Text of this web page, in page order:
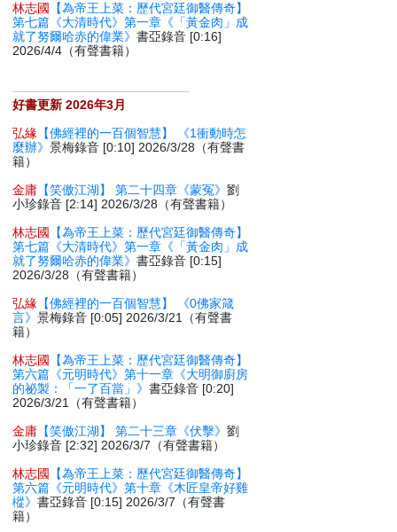
林志國
【為帝王上菜：歷代宮廷御醫傳奇】
第七篇《大清時代》第一章《「黃金肉」成
就了努爾哈赤的偉業》書亞錄音 [0:16]
2026/4/4（有聲書籍）
好書更新 2026年3月
弘緣 【佛經裡的一百個智慧】 《1衝動時怎
麼辦》景梅錄音 [0:10] 2026/3/28（有聲書
籍）
金庸 【笑傲江湖】 第二十四章《蒙冤》劉
小珍錄音 [2:14] 2026/3/28（有聲書籍）
林志國
【為帝王上菜：歷代宮廷御醫傳奇】
第七篇《大清時代》第一章《「黃金肉」成
就了努爾哈赤的偉業》書亞錄音 [0:15]
2026/3/28（有聲書籍）
弘緣 【佛經裡的一百個智慧】 《0佛家箴
言》景梅錄音 [0:05] 2026/3/21（有聲書
籍）
林志國
【為帝王上菜：歷代宮廷御醫傳奇】
第六篇《元明時代》第十一章《大明御廚房
的祕製：「一了百當」》書亞錄音 [0:20]
2026/3/21（有聲書籍）
金庸 【笑傲江湖】 第二十三章《伏擊》劉
小珍錄音 [2:32] 2026/3/7（有聲書籍）
林志國
【為帝王上菜：歷代宮廷御醫傳奇】
第六篇《元明時代》第十章《木匠皇帝好雞
樅》書亞錄音 [0:15] 2026/3/7（有聲書
籍）